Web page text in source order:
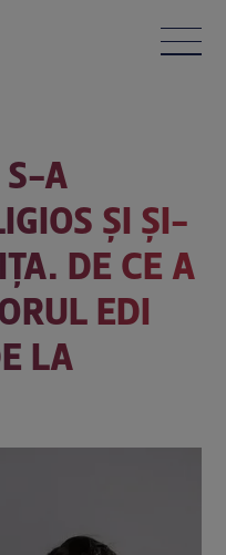
S-A
ȘI ȘI-
DE CE A
EDI
LA